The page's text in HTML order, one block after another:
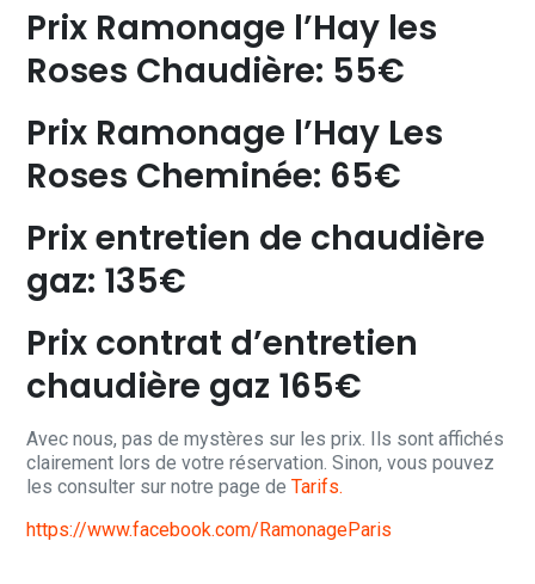
Prix Ramonage l’Hay les
Roses Chaudière: 55€
Prix Ramonage l’Hay Les
Roses Cheminée: 65€
Prix entretien de chaudière
gaz: 135€
Prix contrat d’entretien
chaudière gaz 165€
Avec nous, pas de mystères sur les prix. Ils sont affichés
clairement lors de votre réservation. Sinon, vous pouvez
les consulter sur notre page deTarifs.
https://www.facebook.com/RamonageParis